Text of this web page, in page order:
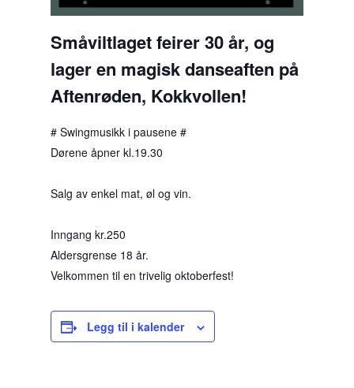
Småviltlaget feirer 30 år, og
lager en magisk danseaften på
Aftenrøden, Kokkvollen!
# Swingmusikk i pausene #
Dørene åpner kl.19.30
Salg av enkel mat, øl og vin.
Inngang kr.250
Aldersgrense 18 år.
Velkommen til en trivelig oktoberfest!
Legg til i kalender